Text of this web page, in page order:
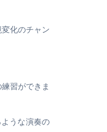
化のチャン
習ができま
うな演奏の